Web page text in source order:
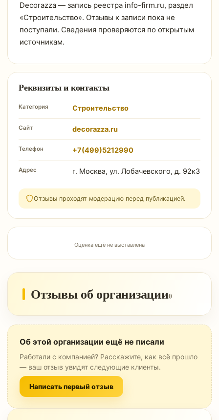
Decorazza — запись реестра info-firm.ru, раздел
«Строительство». Отзывы к записи пока не
поступали. Сведения проверяются по открытым
источникам.
Реквизиты и контакты
Категория Строительство
Сайт decorazza.ru
Телефон +7(499)5212990
Адрес г. Москва, ул. Лобачевского, д. 92к3
Отзывы проходят модерацию перед публикацией.
Оценка ещё не выставлена
Отзывы об организации0
Об этой организации ещё не писали
Работали с компанией? Расскажите, как всё прошло
— ваш отзыв увидят следующие клиенты.
Написать первый отзыв